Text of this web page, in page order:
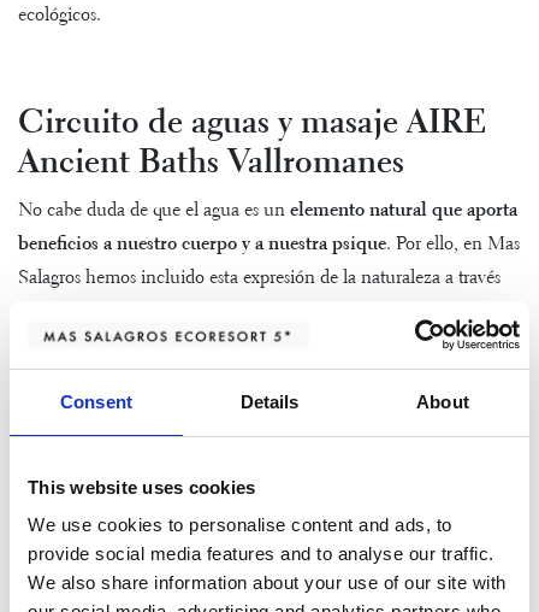
Consent Details About
This website uses cookies
We use cookies to personalise content and ads, to
provide social media features and to analyse our traffic.
We also share information about your use of our site with
ecológicos.
Circuito de aguas y masaje AIRE
Ancient Baths Vallromanes
No cabe duda de que el agua es un elemento natural que aporta
beneficios a nuestro cuerpo y a nuestra psique. Por ello, en Mas
Salagros hemos incluido esta expresión de la naturaleza a través
Baths, donde las aguas de distintas piscinas te transportarán a un
Almuerzo o cena ecológica en
Cibus
ElRestaurante Cibus
es un espacio idílico de Vallromanes, donde